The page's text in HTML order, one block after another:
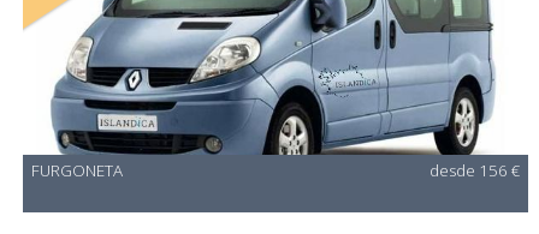
FURGONETA desde 156 €